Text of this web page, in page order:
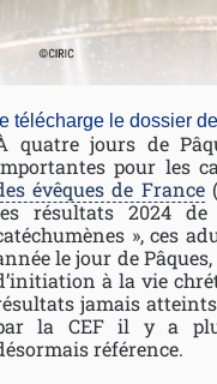
télécharge le dossier
quatre jours de
pour les
évêques de France
résultats 2024
», ces
le jour de
à la vie
jamais
la CEF il y a
référence.